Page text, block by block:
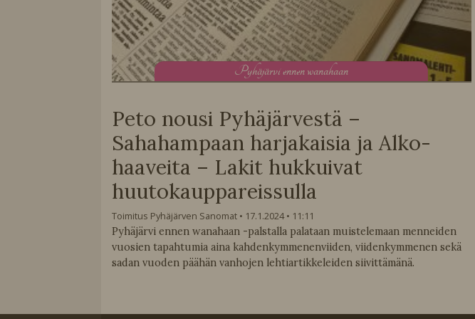
Pyhäjärvi ennen wanahaan
Peto nousi Pyhäjärvestä –
Sahahampaan harjakaisia ja Alko-
haaveita – Lakit hukkuivat
huutokauppareissulla
Toimitus Pyhäjärven Sanomat 17.1.2024
11:11
Pyhäjärvi ennen wanahaan -palstalla palataan muistelemaan menneiden
vuosien tapahtumia aina kahdenkymmenenviiden, viidenkymmenen sekä
sadan vuoden päähän vanhojen lehtiartikkeleiden siivittämänä.